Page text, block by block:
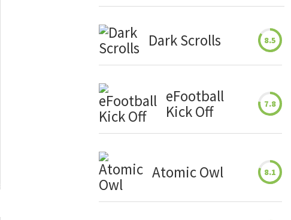
Dark Scrolls 8.5
eFootball
Kick Off
7.8
Atomic Owl 8.1